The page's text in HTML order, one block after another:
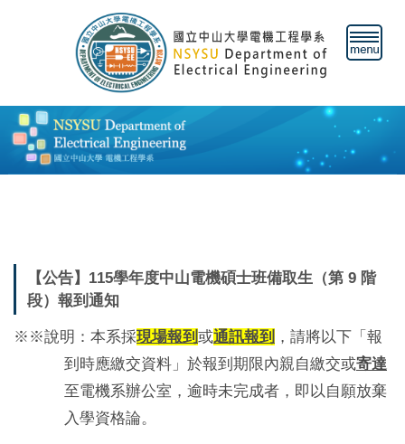
容
區
【公告】115學年度中山電機碩士班備取生（第 9 階
段）報到通知
※※說明：本系採現場報到 或通訊報到 ，請將以下「報
到時應繳交資料」於報到期限內親自繳交或寄達
至電機系辦公室，逾時未完成者，即以自願放棄
入學資格論。